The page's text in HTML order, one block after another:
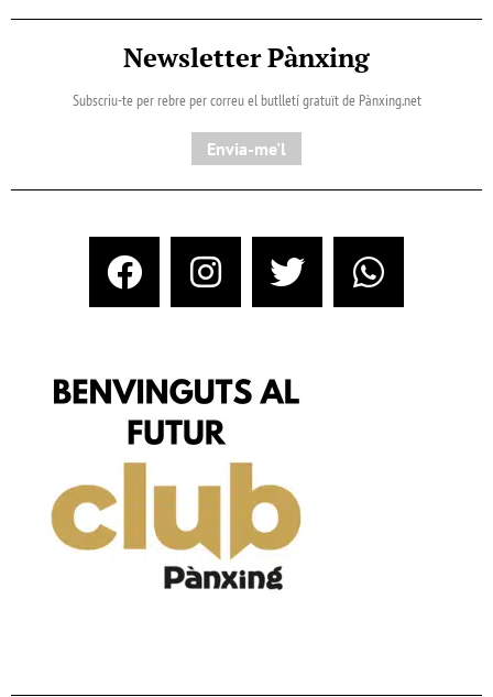
Newsletter Pànxing
Subscriu-te per rebre per correu el butlletí gratuït de Pànxing.net​
Envia-me'l